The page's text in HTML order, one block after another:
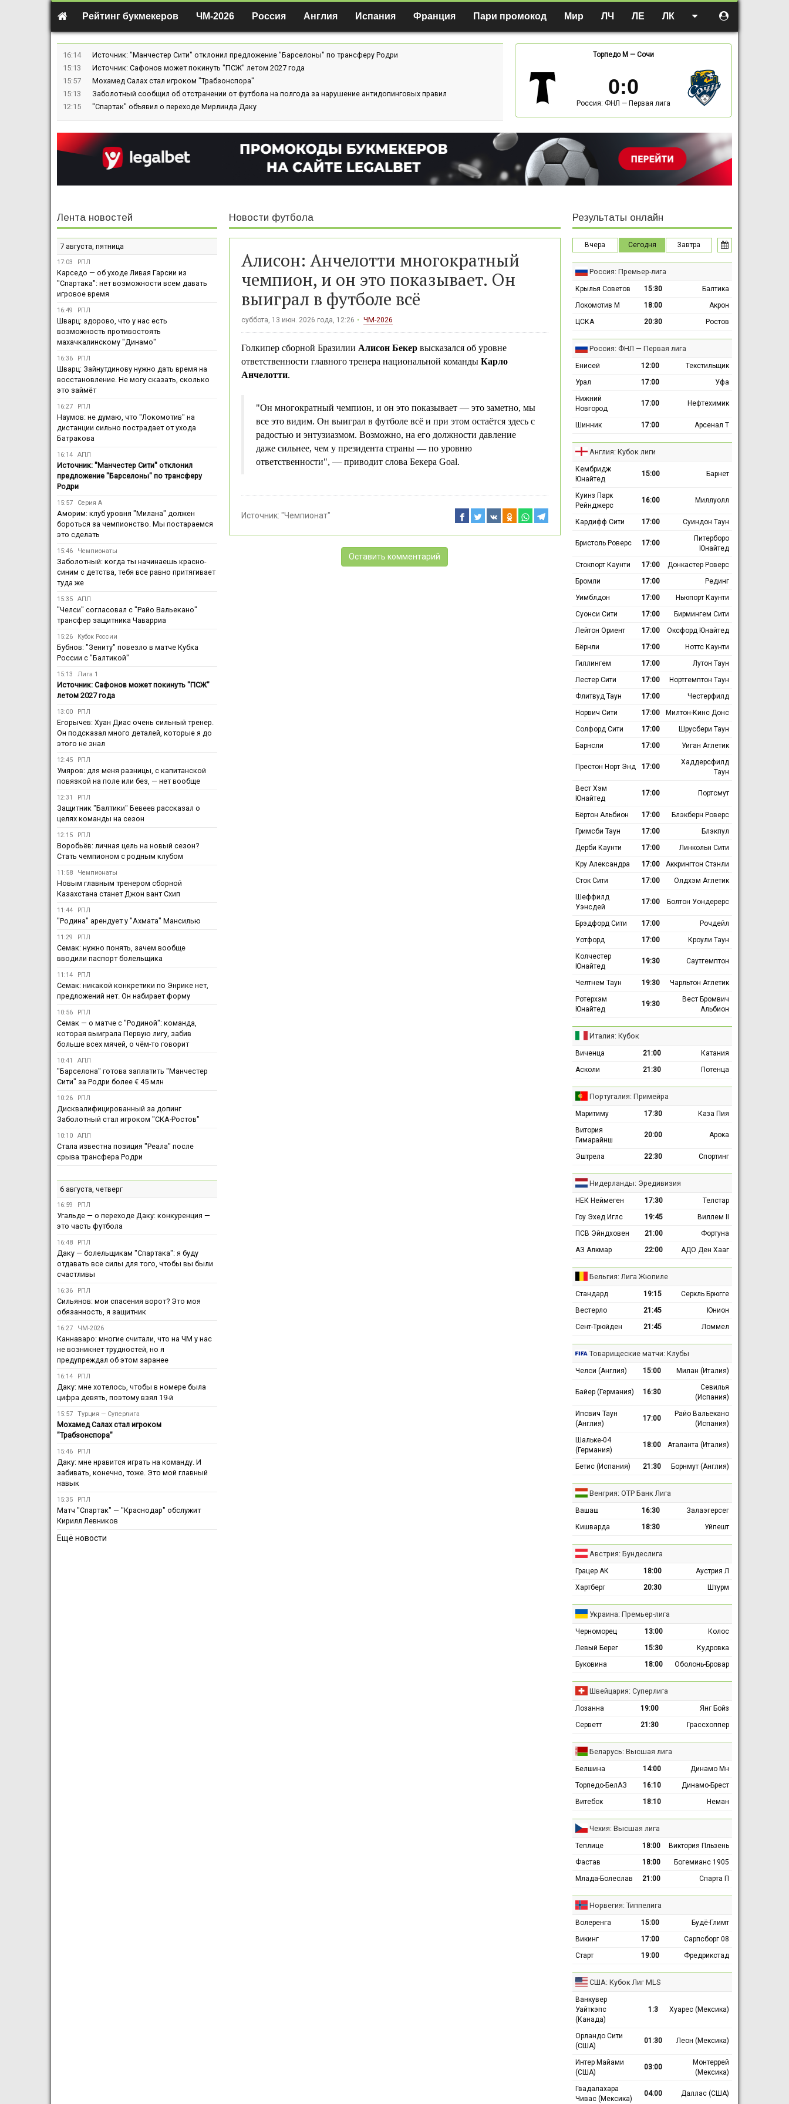
Рейтинг букмекеров ЧМ-2026 Россия Англия Испания Франция Пари промокод Мир ЛЧ ЛЕ ЛК
16:14
Источник: "Манчестер Сити" отклонил предложение "Барселоны" по трансферу Родри
15:13
Источник: Сафонов может покинуть "ПСЖ" летом 2027 года
15:57
Мохамед Салах стал игроком "Трабзонспора"
15:13
Заболотный сообщил об отстранении от футбола на полгода за нарушение антидопинговых правил
12:15
"Спартак" объявил о переходе Мирлинда Даку
Торпедо М — Сочи
0:0
Россия: ФНЛ — Первая лига
Новости футбола
Алисон: Анчелотти многократный
чемпион, и он это показывает. Он
выиграл в футболе всё
суббота, 13 июн. 2026 года, 12:26 ЧМ-2026
Голкипер сборной Бразилии Алисон Бекервысказался об уровне
ответственности главного тренера национальной команды Карло
Анчелотти.
"Он многократный чемпион, и он это показывает — это заметно, мы
все это видим. Он выиграл в футболе всё и при этом остаётся здесь с
радостью и энтузиазмом. Возможно, на его должности давление
даже сильнее, чем у президента страны — по уровню
ответственности", — приводит слова Бекера Goal.
Источник: "Чемпионат"
Оставить комментарий
Лента новостей
7 августа, пятница
17:03 РПЛ
Карседо — об уходе Ливая Гарсии из
"Спартака": нет возможности всем давать
игровое время
16:49 РПЛ
Шварц: здорово, что у нас есть
возможность противостоять
махачкалинскому "Динамо"
16:36 РПЛ
Шварц: Зайнутдинову нужно дать время на
восстановление. Не могу сказать, сколько
это займёт
16:27 РПЛ
Наумов: не думаю, что "Локомотив" на
дистанции сильно пострадает от ухода
Батракова
16:14 АПЛ
Источник: "Манчестер Сити" отклонил
предложение "Барселоны" по трансферу
Родри
15:57 Серия А
Аморим: клуб уровня "Милана" должен
бороться за чемпионство. Мы постараемся
это сделать
15:46 Чемпионаты
Заболотный: когда ты начинаешь красно-
синим с детства, тебя все равно притягивает
туда же
15:35 АПЛ
"Челси" согласовал с "Райо Вальекано"
трансфер защитника Чаварриа
15:26 Кубок России
Бубнов: "Зениту" повезло в матче Кубка
России с "Балтикой"
15:13 Лига 1
Источник: Сафонов может покинуть "ПСЖ"
летом 2027 года
13:00 РПЛ
Егорычев: Хуан Диас очень сильный тренер.
Он подсказал много деталей, которые я до
этого не знал
12:45 РПЛ
Умяров: для меня разницы, с капитанской
повязкой на поле или без, — нет вообще
12:31 РПЛ
Защитник "Балтики" Бевеев рассказал о
целях команды на сезон
12:15 РПЛ
Воробьёв: личная цель на новый сезон?
Стать чемпионом с родным клубом
11:58 Чемпионаты
Новым главным тренером сборной
Казахстана станет Джон вант Схип
11:44 РПЛ
"Родина" арендует у "Ахмата" Мансилью
11:29 РПЛ
Семак: нужно понять, зачем вообще
вводили паспорт болельщика
11:14 РПЛ
Семак: никакой конкретики по Энрике нет,
предложений нет. Он набирает форму
10:56 РПЛ
Семак — о матче с "Родиной": команда,
которая выиграла Первую лигу, забив
больше всех мячей, о чём-то говорит
10:41 АПЛ
"Барселона" готова заплатить "Манчестер
Сити" за Родри более € 45 млн
10:26 РПЛ
Дисквалифицированный за допинг
Заболотный стал игроком "СКА-Ростов"
10:10 АПЛ
Стала известна позиция "Реала" после
срыва трансфера Родри
6 августа, четверг
16:59 РПЛ
Угальде — о переходе Даку: конкуренция —
это часть футбола
16:48 РПЛ
Даку — болельщикам "Спартака": я буду
отдавать все силы для того, чтобы вы были
счастливы
16:36 РПЛ
Сильянов: мои спасения ворот? Это моя
обязанность, я защитник
16:27 ЧМ-2026
Каннаваро: многие считали, что на ЧМ у нас
не возникнет трудностей, но я
предупреждал об этом заранее
16:14 РПЛ
Даку: мне хотелось, чтобы в номере была
цифра девять, поэтому взял 19-й
15:57 Турция — Суперлига
Мохамед Салах стал игроком
"Трабзонспора"
15:46 РПЛ
Даку: мне нравится играть на команду. И
забивать, конечно, тоже. Это мой главный
навык
15:35 РПЛ
Матч "Спартак" — "Краснодар" обслужит
Кирилл Левников
Ещё новости
Результаты онлайн
Вчера Сегодня Завтра
Россия: Премьер-лига
Крылья Советов 15:30
Балтика
Локомотив М
18:00
Акрон
ЦСКА
20:30 Ростов
Россия: ФНЛ — Первая лига
Енисей 12:00
Текстильщик
Урал
17:00
Уфа
Нижний
Новгород
17:00 Нефтехимик
Шинник 17:00 Арсенал Т
Англия: Кубок лиги
Кембридж
Юнайтед
15:00 Барнет
Куинз Парк
Рейнджерс
16:00 Миллуолл
Кардифф Сити 17:00 Суиндон Таун
Бристоль Роверс 17:00
Питерборо
Юнайтед
Стокпорт Каунти
17:00
Донкастер Роверс
Бромли
17:00
Рединг
Уимблдон
17:00
Ньюпорт Каунти
Суонси Сити
17:00
Бирмингем Сити
Лейтон Ориент
17:00
Оксфорд Юнайтед
Бёрнли
17:00
Ноттс Каунти
Гиллингем
17:00
Лутон Таун
Лестер Сити
17:00
Нортгемптон Таун
Флитвуд Таун
17:00
Честерфилд
Норвич Сити
17:00
Милтон-Кинс Донс
Солфорд Сити
17:00
Шрусбери Таун
Барнсли
17:00 Уиган Атлетик
Престон Норт Энд 17:00
Хаддерсфилд
Таун
Вест Хэм
Юнайтед
17:00 Портсмут
Бёртон Альбион 17:00
Блэкберн Роверс
Гримсби Таун
17:00
Блэкпул
Дерби Каунти
17:00
Линкольн Сити
Кру Александра
17:00
Аккрингтон Стэнли
Сток Сити
17:00
Олдхэм Атлетик
Шеффилд
Уэнсдей
17:00 Болтон Уондерерс
Брэдфорд Сити 17:00
Рочдейл
Уотфорд
17:00
Кроули Таун
Колчестер
Юнайтед
19:30 Саутгемптон
Челтнем Таун 19:30
Чарльтон Атлетик
Ротерхэм
Юнайтед
19:30
Вест Бромвич
Альбион
Италия: Кубок
Виченца 21:00
Катания
Асколи
21:30 Потенца
Португалия: Примейра
Маритиму 17:30
Каза Пия
Витория
Гимарайнш
20:00 Арока
Эштрела 22:30 Спортинг
Нидерланды: Эредивизия
НЕК Неймеген 17:30
Телстар
Гоу Эхед Иглс
19:45
Виллем II
ПСВ Эйндховен
21:00
Фортуна
АЗ Алкмар
22:00 АДО Ден Хааг
Бельгия: Лига Жюпиле
Стандард 19:15
Серкль Брюгге
Вестерло
21:45
Юнион
Сент-Трюйден
21:45 Ломмел
Товарищеские матчи: Клубы
Челси (Англия) 15:00 Милан (Италия)
Байер (Германия) 16:30
Севилья
(Испания)
Ипсвич Таун
(Англия)
17:00
Райо Вальекано
(Испания)
Шальке-04
(Германия)
18:00 Аталанта (Италия)
Бетис (Испания) 21:30 Борнмут (Англия)
Венгрия: ОТР Банк Лига
Вашаш 16:30
Залаэгерсег
Кишварда
18:30 Уйпешт
Австрия: Бундеслига
Грацер АК 18:00
Аустрия Л
Хартберг
20:30 Штурм
Украина: Премьер-лига
Черноморец 13:00
Колос
Левый Берег
15:30
Кудровка
Буковина
18:00 Оболонь-Бровар
Швейцария: Суперлига
Лозанна 19:00
Янг Бойз
Серветт
21:30 Грассхоппер
Беларусь: Высшая лига
Белшина 14:00
Динамо Мн
Торпедо-БелАЗ
16:10
Динамо-Брест
Витебск
18:10 Неман
Чехия: Высшая лига
Теплице 18:00
Виктория Пльзень
Фастав
18:00
Богемианс 1905
Млада-Болеслав
21:00 Спарта П
Норвегия: Типпелига
Волеренга 15:00
Будё-Глимт
Викинг
17:00
Сарпсборг 08
Старт
19:00 Фредрикстад
США: Кубок Лиг MLS
Ванкувер
Уайткэпс
(Канада)
1:3 Хуарес (Мексика)
Орландо Сити
(США)
01:30 Леон (Мексика)
Интер Майами
(США)
03:00
Монтеррей
(Мексика)
Гвадалахара
Чивас (Мексика)
04:00 Даллас (США)